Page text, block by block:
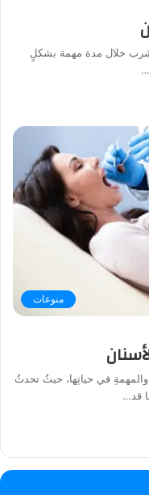
خلال مدة مهمة بشكلٍ
منوعات
في حياتِها، حيثُ تحدثُ
قد…